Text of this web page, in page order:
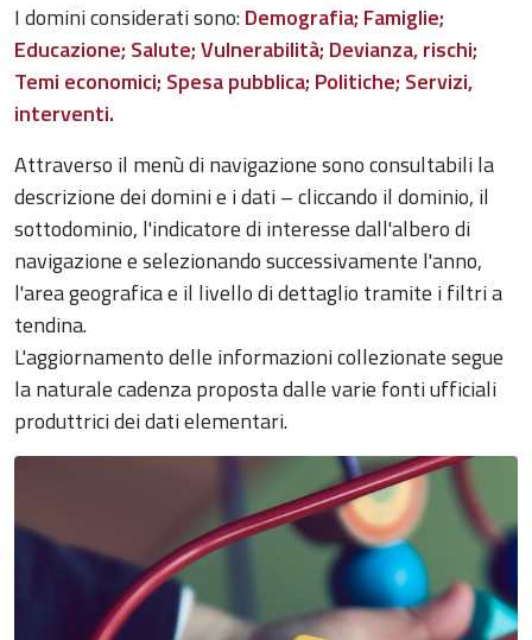
I domini considerati sono:Demografia; Famiglie;
Educazione; Salute; Vulnerabilità; Devianza, rischi;
Temi economici; Spesa pubblica; Politiche; Servizi,
interventi.
Attraverso il menù di navigazione sono consultabili la
descrizione dei domini e i dati – cliccando il dominio, il
sottodominio, l'indicatore di interesse dall'albero di
navigazione e selezionando successivamente l'anno,
l'area geografica e il livello di dettaglio tramite i filtri a
tendina.
L'aggiornamento delle informazioni collezionate segue
la naturale cadenza proposta dalle varie fonti ufficiali
produttrici dei dati elementari.